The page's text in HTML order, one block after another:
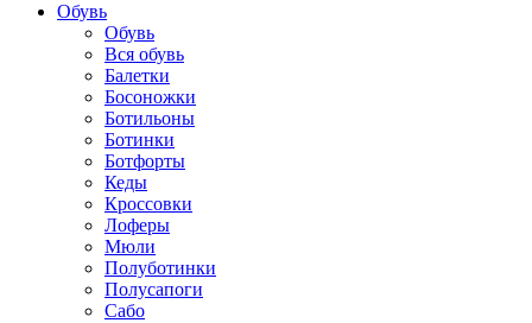
Обувь
Обувь
Вся обувь
Балетки
Босоножки
Ботильоны
Ботинки
Ботфорты
Кеды
Кроссовки
Лоферы
Мюли
Полуботинки
Полусапоги
Сабо